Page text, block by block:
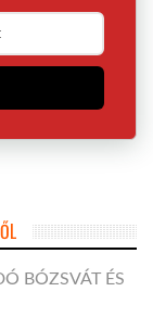
BÓZSVÁT ÉS